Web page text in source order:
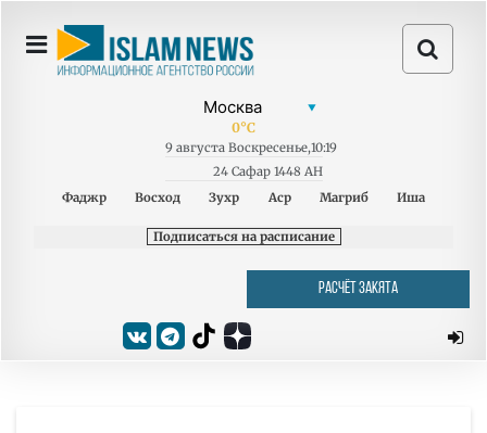
0°C
9 августа Воскресенье,10:19
24 Сафар 1448 AH
Фаджр
Восход Зухр Аср Магриб Иша
Подписаться на расписание
РАСЧЁТ ЗАКЯТА